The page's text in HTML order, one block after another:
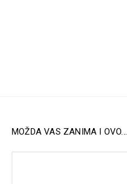
MOŽDA VAS ZANIMA I OVO...